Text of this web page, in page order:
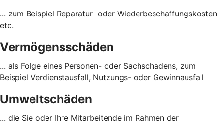
... zum Beispiel Reparatur- oder Wieder­beschaffungs­kosten
etc.
Vermögensschäden
... als Folge eines Personen- oder Sach­schadens, zum
Beispiel Verdienst­ausfall, Nutzungs- oder Gewinn­ausfall
Umweltschäden
... die Sie oder Ihre Mitarbeitende im Rahmen der